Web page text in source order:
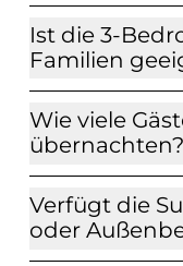
Ist die 3-
Familien
Wie viele
übernachten?
Verfügt die
oder